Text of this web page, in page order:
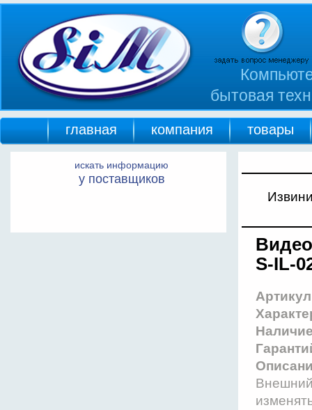
бытовая
главная компания товары
искать информацию
у поставщиков
S-IL-
Артикул
Внешний